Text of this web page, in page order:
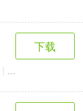
87.68 MB
下载